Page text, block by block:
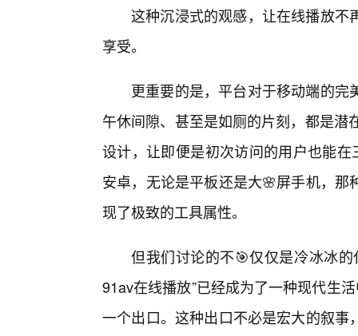
这种沉浸式的观感，让在线播放不
享受。
更重要的是，平台对于移动端的
午休间隙、甚至是如厕的片刻，都是
设计，让即便是初次访问的用户也能
安卓，无论是平板还是大🌸屏手机，
现了极致的工具属性。
但我们讨论的不🎯仅仅是冷冰冰
91av在线播放”已经成为了一种现代生
一个出口。这种出口不必是宏大的叙